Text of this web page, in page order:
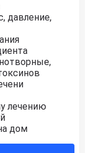
давление,
лечению
дом